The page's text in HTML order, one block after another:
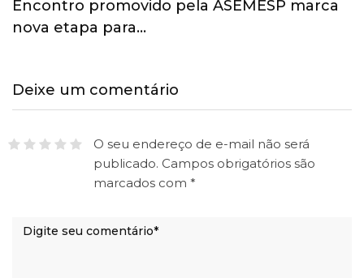
Esporte ganha espaço na agenda
econômica e mobiliza…
Deixe um comentário
O seu endereço de e-mail não será
publicado. Campos obrigatórios são
marcados com *